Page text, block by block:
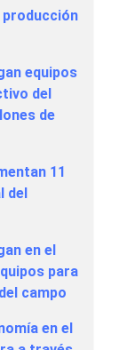
producción
equipos
del
de
11
del
en el
para
campo
en el